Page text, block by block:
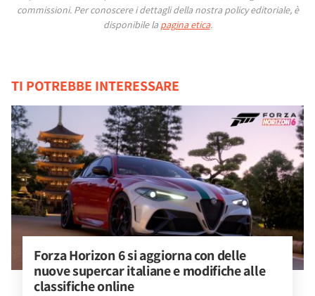
commissioni. Per conoscere i dettagli della nostra policy editoriale, è
disponibile la pagina etica.
TI POTREBBE INTERESSARE
Forza Horizon 6 si aggiorna con delle
nuove supercar italiane e modifiche alle
classifiche online